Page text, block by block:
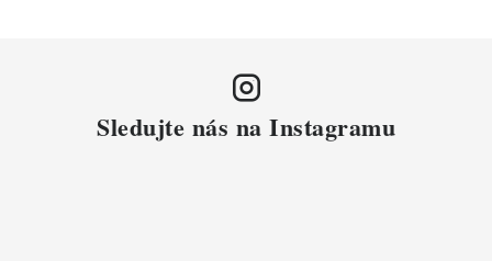
Sledujte nás na Instagramu